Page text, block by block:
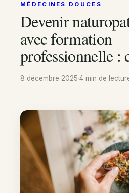
MÉDECINES DOUCES
Devenir
avec formation
professionnelle :
8 décembre 2025·4 min de